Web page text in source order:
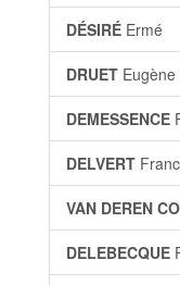
DÉSIRÉ Ermé
DRUET Eugène
DEMESSENCE
DELVERT
VAN DEREN
DELEBECQUE